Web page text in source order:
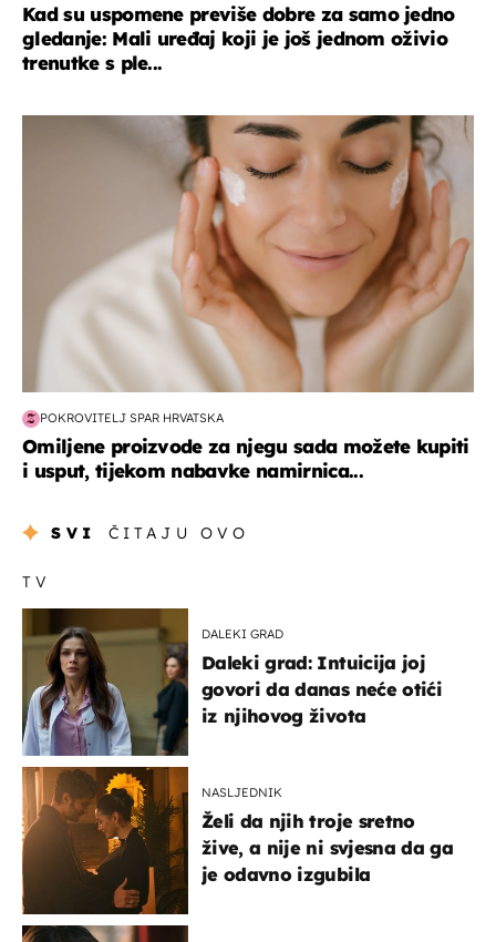
Kad su uspomene previše dobre za samo jedno
gledanje: Mali uređaj koji je još jednom oživio
trenutke s ple...
moda & ljepota
POKROVITELJ SPAR HRVATSKA
Omiljene proizvode za njegu sada možete kupiti
i usput, tijekom nabavke namirnica...
SVI ČITAJU OVO
TV
DALEKI GRAD
Daleki grad: Intuicija joj
govori da danas neće otići
iz njihovog života
NASLJEDNIK
Želi da njih troje sretno
žive, a nije ni svjesna da ga
je odavno izgubila